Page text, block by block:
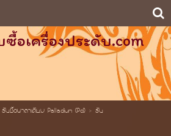
ซื้อเครื่องประดับ.com
รับซื้อพาลาเดียม Palladium (Pd)> รับ